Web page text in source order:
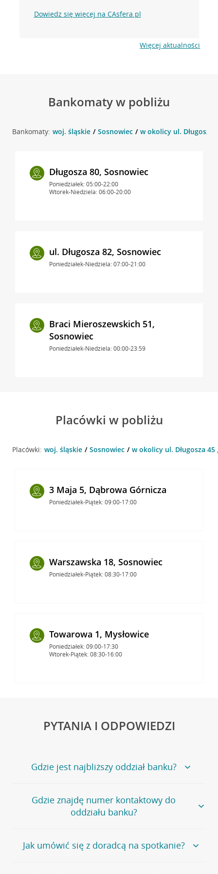
Dowiedz się więcej na CAsfera.pl
Więcej aktualności
Bankomaty w pobliżu
Bankomaty: woj. śląskie Sosnowiec w okolicy ul. Długosza
Długosza 80, Sosnowiec
Poniedziałek: 05:00-22:00
Wtorek-Niedziela: 06:00-20:00
ul. Długosza 82, Sosnowiec
Poniedziałek-Niedziela: 07:00-21:00
Braci Mieroszewskich 51,
Sosnowiec
Poniedziałek-Niedziela: 00:00-23:59
Placówki w pobliżu
Placówki: woj. śląskie Sosnowiec w okolicy ul. Długosza 45
3 Maja 5, Dąbrowa Górnicza
Poniedziałek-Piątek: 09:00-17:00
Warszawska 18, Sosnowiec
Poniedziałek-Piątek: 08:30-17:00
Towarowa 1, Mysłowice
Poniedziałek: 09:00-17:30
Wtorek-Piątek: 08:30-16:00
PYTANIA I ODPOWIEDZI
Gdzie jest najbliższy oddział banku?
Jeśli szukasz oddziału naszego banku, zapraszamy na
stronęPlacówki i bankomaty, na której znajduje się
wygodna wyszukiwarka.
oddziałów
Gdzie znajdę numer kontaktowy do
oddziału banku?
Bank Credit Agricole nie udostępnia ogólnego numeru
telefonu do placówki bankowej.
Jak umówić się z doradcą na spotkanie?